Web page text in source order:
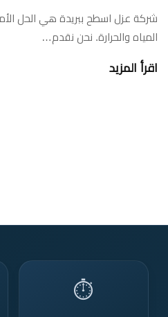
شركة عزل اسطح ببريدة هي الحل
المياه والحرارة. نحن نقدم…
اقرأ المزيد
⏱️